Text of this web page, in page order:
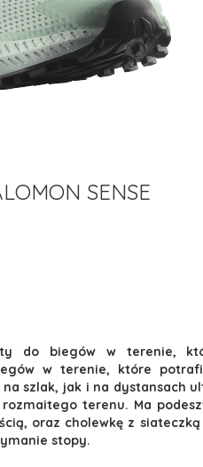
SENSE
do biegów w terenie,
w terenie, które
szlak, jak i na dystansach
terenu. Ma
oraz cholewkę z
stopy.